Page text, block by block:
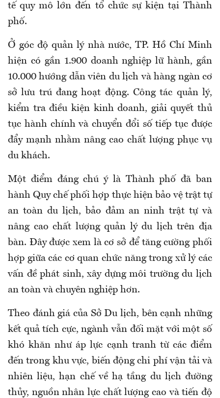
tế quy mô lớn đến tổ chức sự kiện tại Thành
phố.
Ở góc độ quản lý nhà nước, TP. Hồ Chí Minh
hiện có gần 1.900 doanh nghiệp lữ hành, gần
10.000 hướng dẫn viên du lịch và hàng ngàn cơ
sở lưu trúđang hoạt động. Công tác quản lý,
kiểm tra điều kiện kinh doanh, giải quyết thủ
tục hành chính và chuyển đổi số tiếp tục được
đẩy mạnh nhằm nâng cao chất lượng phục vụ
du khách.
Một điểm đáng chú ý là Thành phố đã ban
hành Quy chế phối hợp thực hiện bảo vệ trật tự
an toàn du lịch, bảo đảm an ninh trật tự và
nâng cao chất lượng quản lý du lịch trên địa
bàn. Đây được xem là cơ sở để tăng cường phối
hợp giữa các cơ quan chức năng trong xử lý các
vấn đề phát sinh, xây dựng môi trường du lịch
an toàn và chuyên nghiệp hơn.
Theo đánh giá của Sở Du lịch, bên cạnh những
kết quả tích cực, ngành vẫn đối mặt với một số
khó khăn như áp lực cạnh tranh từ các điểm
đến trong khu vực, biến động chi phí vận tải và
nhiên liệu, hạn chế về hạ tầng du lịch đường
thủy, nguồn nhân lực chất lượng cao và tiến độ